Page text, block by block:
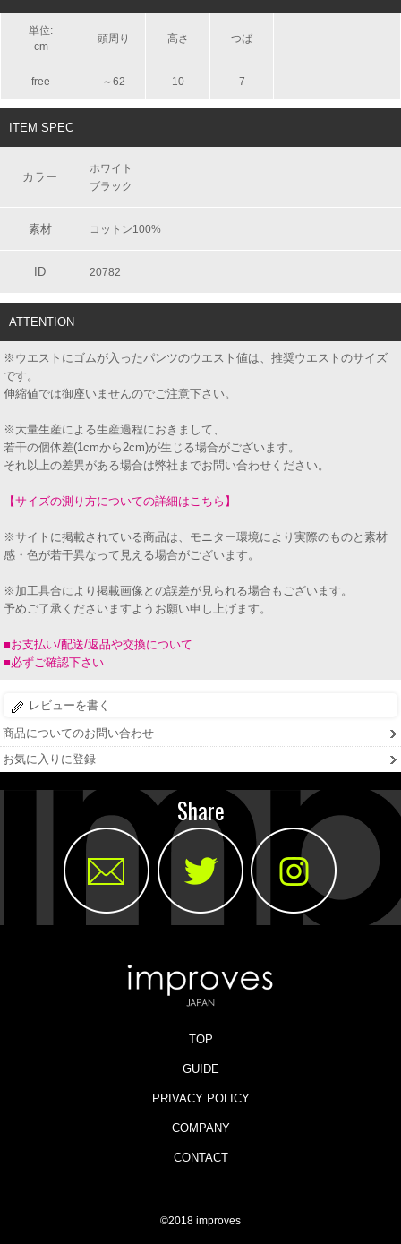
単位:
cm
頭周り 高さ つば - -
free ～62 10 7
ITEM SPEC
カラー
ホワイト
ブラック
素材 コットン100%
ID 20782
ATTENTION
※ウエストにゴムが入ったパンツのウエスト値は、推奨ウエストのサイズ
です。
伸縮値では御座いませんのでご注意下さい。
※大量生産による生産過程におきまして、
若干の個体差(1cmから2cm)が生じる場合がございます。
それ以上の差異がある場合は弊社までお問い合わせください。
【サイズの測り方についての詳細はこちら】
※サイトに掲載されている商品は、モニター環境により実際のものと素材
感・色が若干異なって見える場合がございます。
※加工具合により掲載画像との誤差が見られる場合もございます。
予めご了承くださいますようお願い申し上げます。
■お支払い/配送/返品や交換について
■必ずご確認下さい
レビューを書く
商品についてのお問い合わせ
お気に入りに登録
Share
TOP
GUIDE
PRIVACY POLICY
COMPANY
CONTACT
©2018 improves